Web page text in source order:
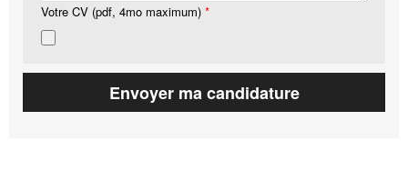
Votre CV (pdf, 4mo maximum) *